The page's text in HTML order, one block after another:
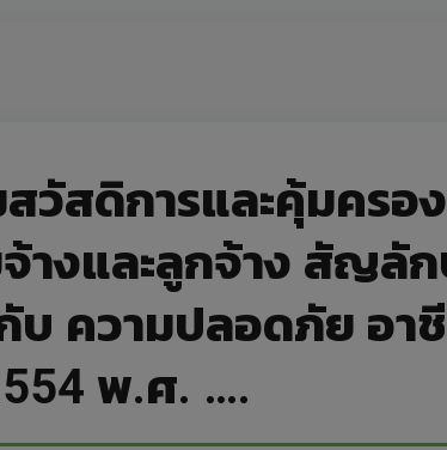
สวัสดิการและคุ้มคร
างและลูกจ้าง สัญลั
บ ความปลอดภัย อา
พ.ศ. ….